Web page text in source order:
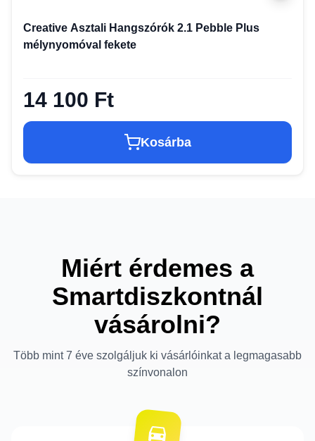
Creative Asztali Hangszórók 2.1 Pebble Plus
mélynyomóval fekete
14 100 Ft
Kosárba
Miért érdemes a
Smartdiszkontnál
vásárolni?
Több mint 7 éve szolgáljuk ki vásárlóinkat a legmagasabb
színvonalon